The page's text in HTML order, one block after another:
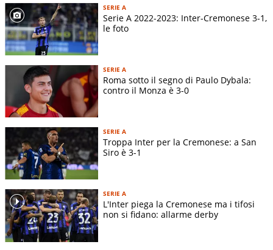
SERIE A
Serie A 2022-2023: Inter-Cremonese 3-1,
le foto
SERIE A
Roma sotto il segno di Paulo Dybala:
contro il Monza è 3-0
SERIE A
Troppa Inter per la Cremonese: a San
Siro è 3-1
SERIE A
L'Inter piega la Cremonese ma i tifosi
non si fidano: allarme derby